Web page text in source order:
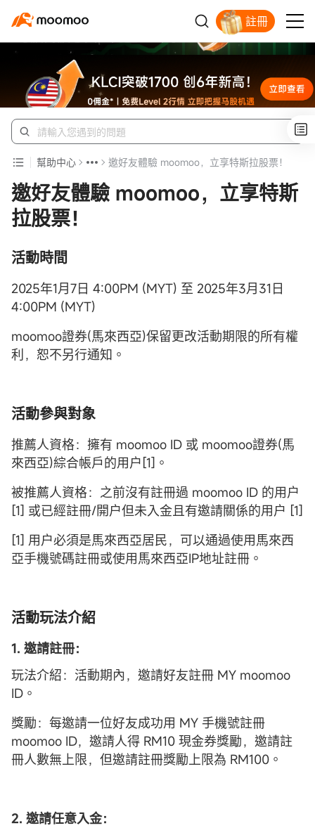
註冊
幫助中心 邀好友體驗 moomoo，立享特斯拉股票！
邀好友體驗 moomoo，立享特斯
拉股票！
活動時間
2025年1月7日 4:00PM (MYT) 至 2025年3月31日
4:00PM (MYT)
moomoo證券(馬來西亞)保留更改活動期限的所有權
利，恕不另行通知。
活動參與對象
推薦人資格：擁有 moomoo ID 或 moomoo證券(馬
來西亞)綜合帳戶的用户[1]。
被推薦人資格：之前沒有註冊過 moomoo ID 的用户
[1] 或已經註冊/開户但未入金且有邀請關係的用户 [1]
[1] 用户必須是馬來西亞居民，可以通過使用馬來西
亞手機號碼註冊或使用馬來西亞IP地址註冊。
活動玩法介紹
1. 邀請註冊：
玩法介紹：活動期內，邀請好友註冊 MY moomoo
ID。
獎勵：每邀請一位好友成功用 MY 手機號註冊
moomoo ID，邀請人得 RM10 現金券獎勵，邀請註
冊人數無上限，但邀請註冊獎勵上限為 RM100。
2. 邀請任意入金：